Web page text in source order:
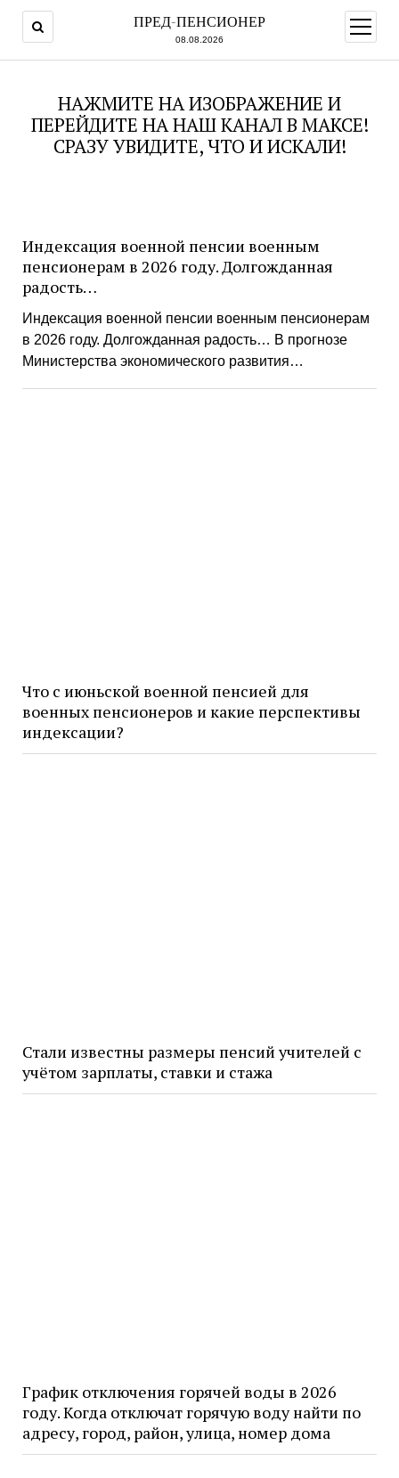
ПРЕД-ПЕНСИОНЕР
08.08.2026
меню
НАЖМИТЕ НА ИЗОБРАЖЕНИЕ И
ПЕРЕЙДИТЕ НА НАШ КАНАЛ В МАКСЕ!
СРАЗУ УВИДИТЕ, ЧТО И ИСКАЛИ!
ПРЕД-
ПЕНСИОНЕР
Индексация военной пенсии военным
пенсионерам в 2026 году. Долгожданная
радость…
Индексация военной пенсии военным пенсионерам
в 2026 году. Долгожданная радость… В прогнозе
Министерства экономического развития…
Что с июньской военной пенсией для
военных пенсионеров и какие перспективы
индексации?
Стали известны размеры пенсий учителей с
учётом зарплаты, ставки и стажа
График отключения горячей воды в 2026
году. Когда отключат горячую воду найти по
адресу, город, район, улица, номер дома